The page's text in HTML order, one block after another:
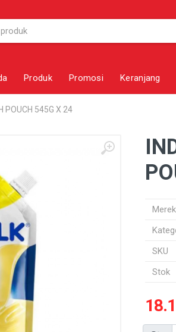
Produk Promosi Keranjang
POUCH 545G X 24
Merek
SKU
Stok